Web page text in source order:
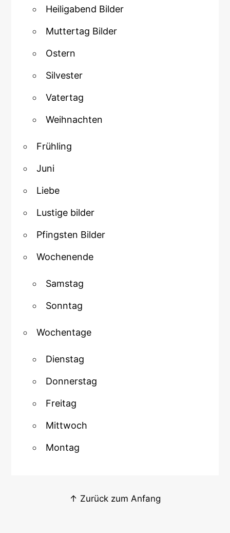
Heiligabend Bilder
Muttertag Bilder
Ostern
Silvester
Vatertag
Weihnachten
Frühling
Juni
Liebe
Lustige bilder
Pfingsten Bilder
Wochenende
Samstag
Sonntag
Wochentage
Dienstag
Donnerstag
Freitag
Mittwoch
Montag
↑ Zurück zum Anfang